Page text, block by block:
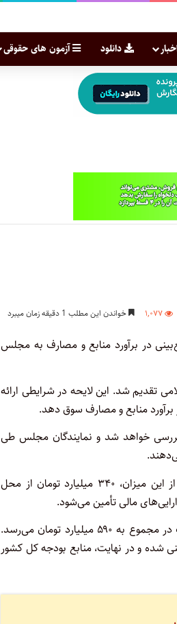
دانلود آزمون های حقوقی
۱,۰۷۷ خواندن این مطلب 1 دقیقه زمان میبرد
مالی و واقع‌بینی در برآورد منابع و مصارف به مجلس
به مجلس شورای اسلامی تقدیم شد. این لایحه در شرایطی ارائه
منابع و مصارف سوق دهد.
بررسی خواهد شد و نمایندگان مجلس طی
بر اساس لایحه بودجه سال ۱۴۰۵، مجموع منابع عمومی دولت ۵۲۰ میلیارد تومان پیش‌بینی شده که از این میزان، ۳۴۰ میلیارد تومان از محل
در این لایحه، درآمدهای اختصاصی دستگاه‌ها ۷۰ میلیارد تومان برآورد شده و منابع بودجه عمومی دولت در مجموع به ۵۹۰ میلیارد تومان می‌رسد.
وابسته به دولت ۸۸۰ میلیارد تومان پیش‌بینی شده و در نهایت، منابع بودجه کل کشور